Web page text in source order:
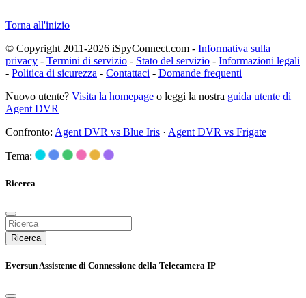
Torna all'inizio
© Copyright 2011-2026 iSpyConnect.com - Informativa sulla
privacy - Termini di servizio - Stato del servizio - Informazioni legali
- Politica di sicurezza - Contattaci - Domande frequenti
Nuovo utente? Visita la homepage o leggi la nostra guida utente di
Agent DVR
Confronto: Agent DVR vs Blue Iris · Agent DVR vs Frigate
Tema:
Ricerca
Ricerca
Eversun Assistente di Connessione della Telecamera IP